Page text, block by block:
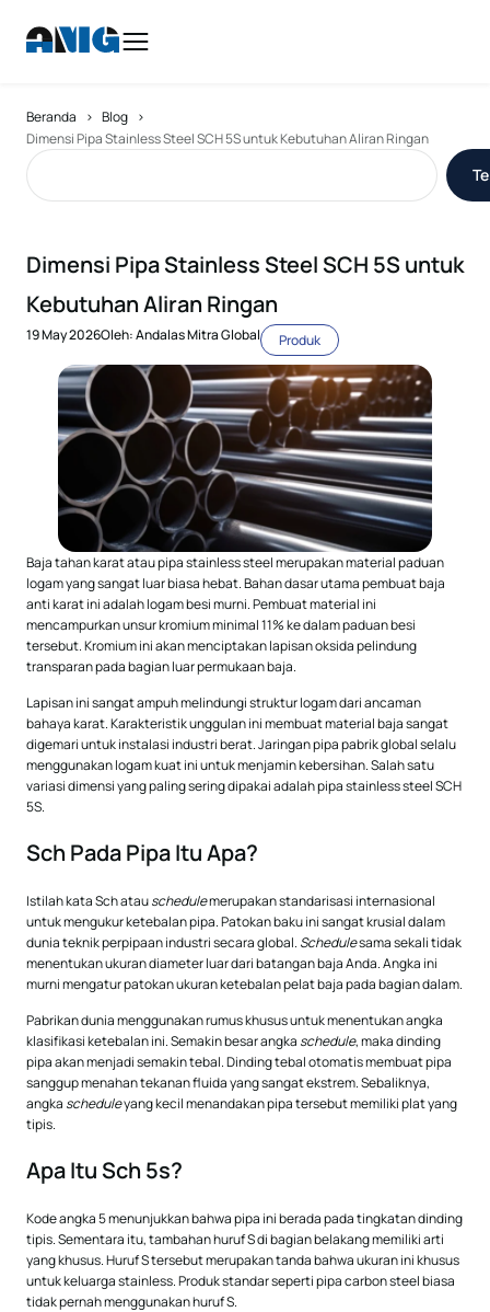
Beranda > Blog >
Dimensi Pipa Stainless Steel SCH 5S untuk Kebutuhan Aliran Ringan
Dimensi Pipa Stainless Steel SCH 5S untuk
Kebutuhan Aliran Ringan
19 May 2026Oleh: Andalas Mitra Global Produk
Baja tahan karat atau pipa stainless steel merupakan material paduan
logam yang sangat luar biasa hebat. Bahan dasar utama pembuat baja
anti karat ini adalah logam besi murni. Pembuat material ini
mencampurkan unsur kromium minimal 11% ke dalam paduan besi
tersebut. Kromium ini akan menciptakan lapisan oksida pelindung
transparan pada bagian luar permukaan baja.
Lapisan ini sangat ampuh melindungi struktur logam dari ancaman
bahaya karat. Karakteristik unggulan ini membuat material baja sangat
digemari untuk instalasi industri berat. Jaringan pipa pabrik global selalu
menggunakan logam kuat ini untuk menjamin kebersihan. Salah satu
variasi dimensi yang paling sering dipakai adalah pipa stainless steel SCH
5S.
Sch Pada Pipa Itu Apa?
Istilah kata Sch atauschedulemerupakan standarisasi internasional
untuk mengukur ketebalan pipa. Patokan baku ini sangat krusial dalam
dunia teknik perpipaan industri secara global. Schedulesama sekali tidak
menentukan ukuran diameter luar dari batangan baja Anda. Angka ini
murni mengatur patokan ukuran ketebalan pelat baja pada bagian dalam.
Pabrikan dunia menggunakan rumus khusus untuk menentukan angka
klasifikasi ketebalan ini. Semakin besar angka schedule, maka dinding
pipa akan menjadi semakin tebal. Dinding tebal otomatis membuat pipa
sanggup menahan tekanan fluida yang sangat ekstrem. Sebaliknya,
angka scheduleyang kecil menandakan pipa tersebut memiliki plat yang
tipis.
Apa Itu Sch 5s?
Kode angka 5 menunjukkan bahwa pipa ini berada pada tingkatan dinding
tipis. Sementara itu, tambahan huruf S di bagian belakang memiliki arti
yang khusus. Huruf S tersebut merupakan tanda bahwa ukuran ini khusus
untuk keluarga stainless. Produk standar seperti pipa carbon steel biasa
tidak pernah menggunakan huruf S.